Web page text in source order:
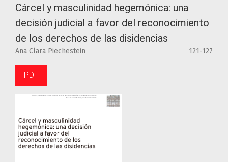
Cárcel y masculinidad hegemónica: una
decisión judicial a favor del reconocimiento
de los derechos de las disidencias
Ana Clara Piechestein 121-127
PDF